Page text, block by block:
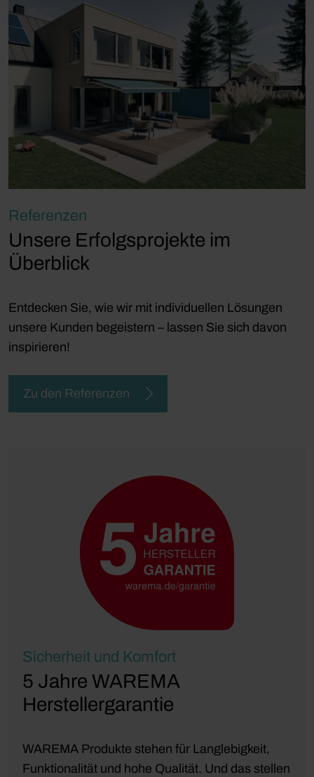
Referenzen
Unsere Erfolgsprojekte im
Überblick
Entdecken Sie, wie wir mit individuellen Lösungen
unsere Kunden begeistern – lassen Sie sich davon
inspirieren!
Zu den Referenzen
Sicherheit und Komfort
5 Jahre WAREMA
Herstellergarantie
WAREMA Produkte stehen für Langlebigkeit,
Funktionalität und hohe Qualität. Und das stellen